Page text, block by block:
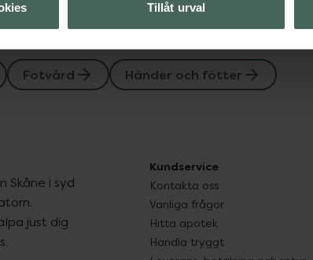
Tillåt urval
Fotvård Händer och fötter
Skåne i syd
just dig
Kundservice
Kontakta oss
Vanliga frågor
Hitta apotek
Handla tryggt